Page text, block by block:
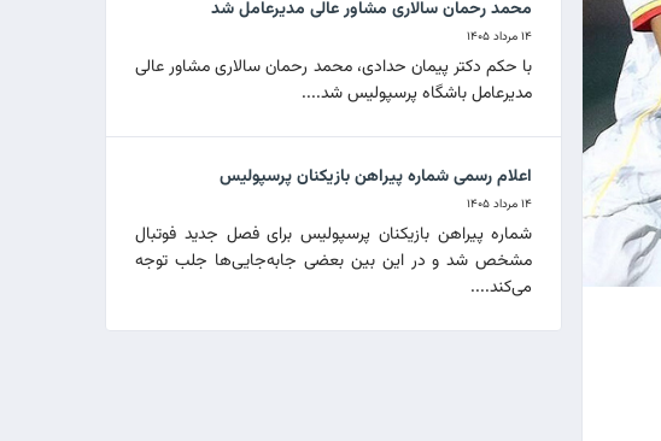
محمد رحمان سالاری مشاور عالی مدیرعامل شد
۱۴ مرداد ۱۴۰۵
با حکم دکتر پیمان حدادی، محمد رحمان سالاری مشاور عالی
مدیرعامل باشگاه پرسپولیس شد....
اعلام رسمی شماره پیراهن بازیکنان پرسپولیس
۱۴ مرداد ۱۴۰۵
شماره پیراهن بازیکنان پرسپولیس برای فصل جدید فوتبال
مشخص شد و در این بین بعضی جابه‌جایی‌ها جلب توجه
می‌کند....